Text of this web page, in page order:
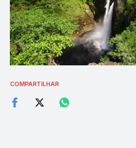
COMPARTILHAR